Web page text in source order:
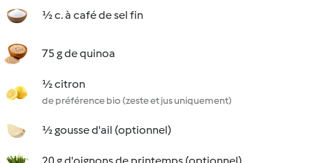
½ c. à café de sel fin
75 g de quinoa
½ citron
de préférence bio (zeste et jus uniquement)
½ gousse d'ail (optionnel)